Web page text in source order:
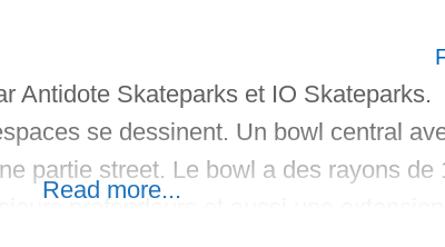
Antidote Skateparks et IO Skateparks.
se dessinent. Un bowl central
partie street. Le bowl a des rayons de
profondeurs et aussi une extension
Read more...